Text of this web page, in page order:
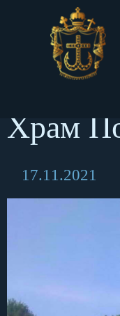
Храм
17.11.2021